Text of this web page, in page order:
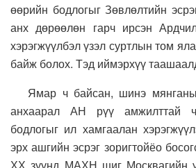
өөрийн бодлогыг Зөвлөлтийн
анх дөрөөлөн гарч ирсэн
хэрэгжүүлбэл үзэл суртлын том
байж болох. Тэд иймэрхүү
Ямар ч байсан, шинэ мянганы
анхаарал АН рүү амжилттай
бодлогыг ил хамгаалан
эрх ашгийн эсрэг зоригтойёо
ХХ зуунд МАХН шиг Москвагийн